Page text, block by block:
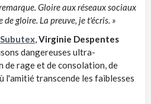
Gloire aux réseaux sociaux
gloire. La preuve, je t'écris. »
Virginie Despentes
dangereuses ultra-
de rage et de consolation, de
l'amitié transcende les faiblesses